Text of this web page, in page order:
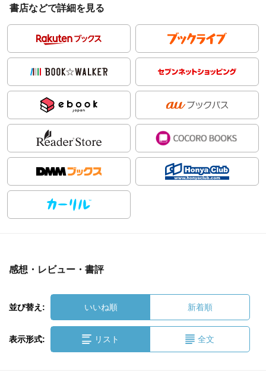
書店などで詳細を見る
感想・レビュー・書評
並び替え: いいね順 新着順
表示形式: リスト 全文